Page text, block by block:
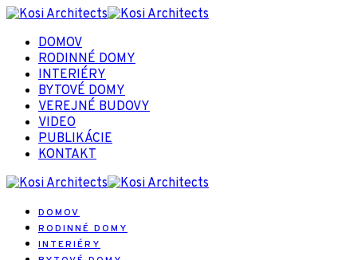
DOMOV
RODINNÉ DOMY
INTERIÉRY
BYTOVÉ DOMY
VEREJNÉ BUDOVY
VIDEO
PUBLIKÁCIE
KONTAKT
DOMOV
RODINNÉ DOMY
INTERIÉRY